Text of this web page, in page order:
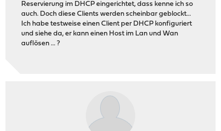
Reservierung im DHCP eingerichtet, dass kenne ich so
auch. Doch diese Clients werden scheinbar geblockt...
Ich habe testweise einen Client per DHCP konfiguriert
und siehe da, er kann einen Host im Lan und Wan
auflösen ... ?